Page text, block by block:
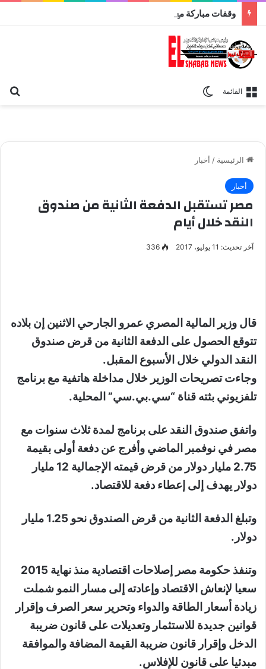
القائمة
الرئيسية / أخبار
أخبار
مصر تستقبل الدفعة الثانية من صندوق
النقد خلال أيام
آخر تحديث: 11 يوليو، 2017 336
قال وزير المالية المصري عمرو الجارحي الاثنين إن بلاده
تتوقع الحصول على الدفعة الثانية من قرض صندوق
النقد الدولي خلال الأسبوع المقبل.
وجاءت تصريحات الوزير خلال مداخلة هاتفية مع برنامج
تلفزيوني بثته قناة “سي.بي.سي” المحلية.
واتفق صندوق النقد على برنامج لمدة ثلاث سنوات مع
مصر في نوفمبر الماضي وأفرج عن دفعة أولى بقيمة
2.75 مليار دولار من قرض قيمته الإجمالية 12 مليار
دولار يهدف إلى إعطاء دفعة للاقتصاد.
وتبلغ الدفعة الثانية من قرض الصندوق نحو 1.25 مليار
دولار.
وتنفذ حكومة مصر إصلاحات اقتصادية منذ نهاية 2015
سعيا لإنعاش الاقتصاد وإعادته إلى مسار النمو شملت
زيادة أسعار الطاقة والدواء وتحرير سعر الصرف وإقرار
قوانين جديدة للاستثمار وتعديلات على قانون ضريبة
الدخل وإقرار قانون ضريبة القيمة المضافة والموافقة
مبدئيا على قانون للإفلاس.